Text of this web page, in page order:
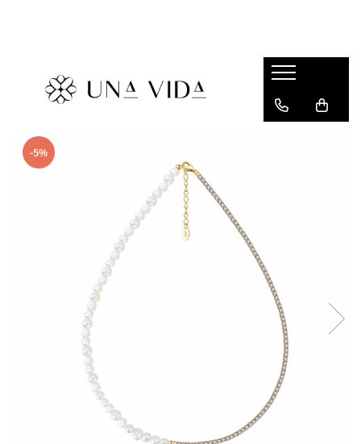
Cadouri pentru EA
CADOURI sub 150 lei - EA
CADOURI sub 150 lei - EL
-5%